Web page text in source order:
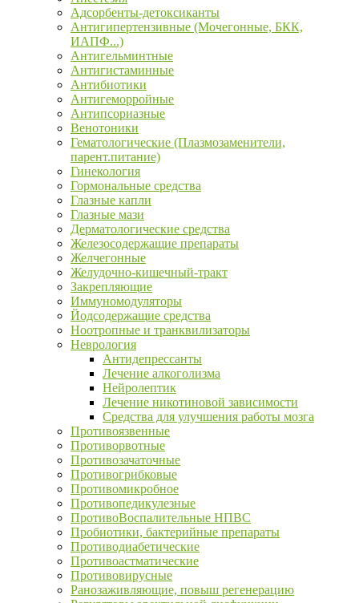
Адсорбенты-детоксиканты
Антигипертензивные (Мочегонные, БКК,
ИАПФ...)
Антигельминтные
Антигистаминные
Антибиотики
Антигеморройные
Антипсориазные
Венотоники
Гематологические (Плазмозаменители,
парент.питание)
Гинекология
Гормональные средства
Глазные капли
Глазные мази
Дерматологические средства
Железосодержащие препараты
Желчегонные
Желудочно-кишечный-тракт
Закрепляющие
Иммуномодуляторы
Йодсодержащие средства
Ноотропные и транквилизаторы
Неврология
Антидепрессанты
Лечение алкоголизма
Нейролептик
Лечение никотиновой зависимости
Средства для улучшения работы мозга
Противоязвенные
Противорвотные
Противозачаточные
Противогрибковые
Противомикробное
Противопедикулезные
ПротивоВоспалительные НПВС
Пробиотики, бактерийные препараты
Противодиабетические
Противоастматические
Противовирусные
Ранозаживляющие, повыш регенерацию